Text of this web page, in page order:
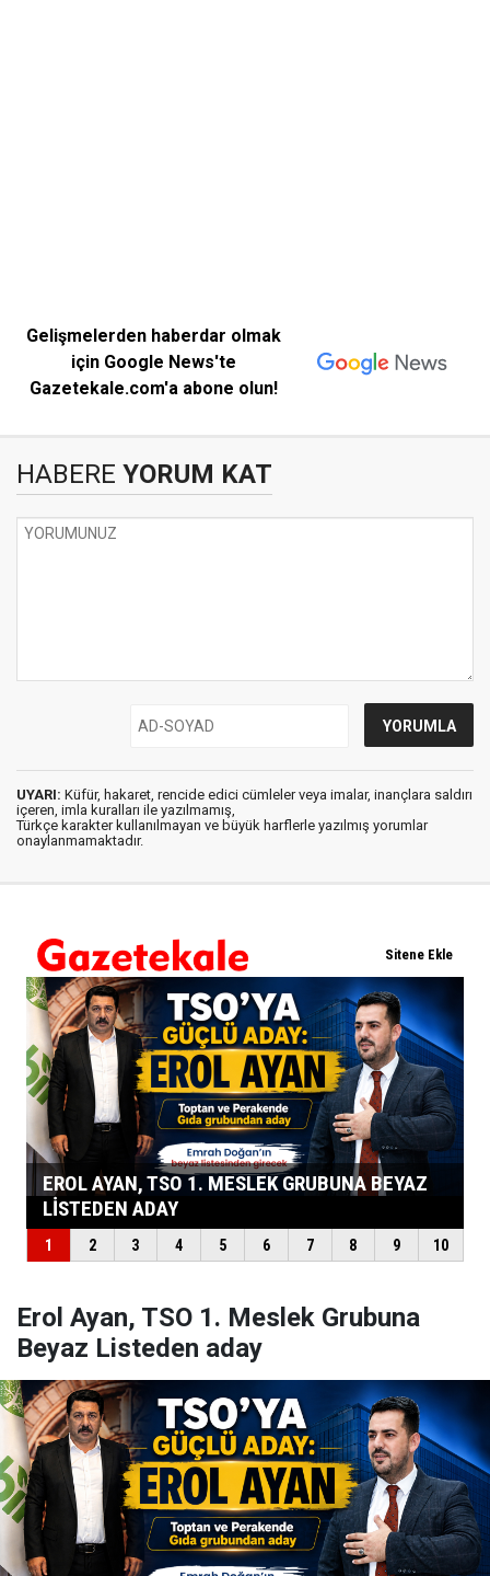
Gelişmelerden haberdar olmak
için Google News'te
Gazetekale.com'a abone olun!
HABERE YORUM KAT
UYARI: Küfür, hakaret, rencide edici cümleler veya imalar, inançlara saldırı
içeren, imla kuralları ile yazılmamış,
Türkçe karakter kullanılmayan ve büyük harflerle yazılmış yorumlar
onaylanmamaktadır.
Erol Ayan, TSO 1. Meslek Grubuna
Beyaz Listeden aday